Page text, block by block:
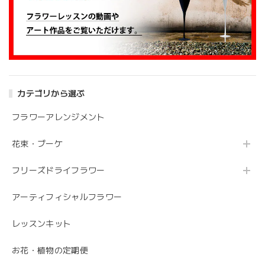
カテゴリから選ぶ
フラワーアレンジメント
花束・ブーケ
フリーズドライフラワー
アーティフィシャルフラワー
レッスンキット
お花・植物の定期便
アンティークブーケ（カビン付き）
丁寧に梱包されていて、 配送の問題は特にありませんでし
ます。 今後も利用したい信頼のおける花屋さんです。
うれしいお返事ありがとうございました。 スタ
お花をお作りさせて頂きますので よろしくお願